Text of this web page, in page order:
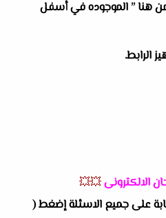
هنا ” الموجوده في أسفل
الرابط.
الالكترونى💥💥
على جميع الاسئلة إضغط (